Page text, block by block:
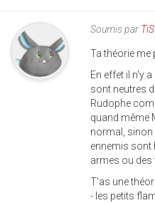
Soumis par
Ta théorie me
En effet il n'y
sont neutres
Rudophe
quand même
normal, sinon
ennemis sont
armes ou des
T'as une
- les petits